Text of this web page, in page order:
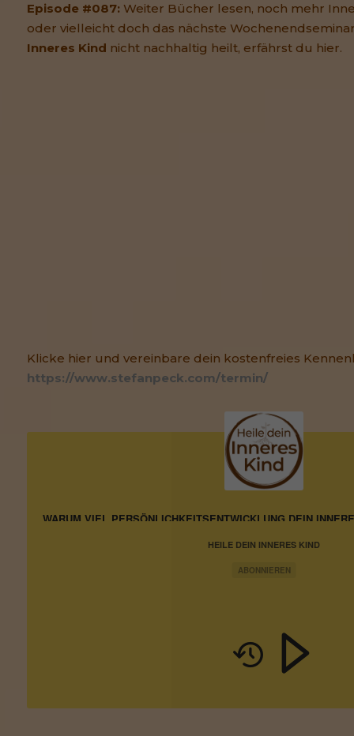
Episode #087: Weiter Bücher lesen, noch mehr
oder vielleicht doch das nächste
Inneres Kind nicht nachhaltig heilt, erfährst du hier.
Klicke hier und vereinbare dein kostenfreies
https://www.stefanpeck.com/termin/
HEILE DEIN INNERES KIND
ABONNIEREN
WARUM VIEL PERSÖNLICHKEITSENTWICKLUNG DEIN